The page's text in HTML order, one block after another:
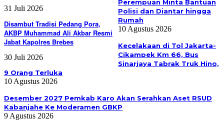
31 Juli 2026
Disambut Tradisi Pedang Pora,
AKBP Muhammad Ali Akbar Resmi
Jabat Kapolres Brebes
30 Juli 2026
Perempuan Minta Bantuan
Polisi dan Diantar hingga
Rumah
10 Agustus 2026
Kecelakaan di Tol Jakarta-
Cikampek Km 66, Bus
Sinarjaya Tabrak Truk Hino,
9 Orang Terluka
10 Agustus 2026
Desember 2027 Pemkab Karo Akan Serahkan Aset RSUD
Kabanjahe Ke Moderamen GBKP
9 Agustus 2026